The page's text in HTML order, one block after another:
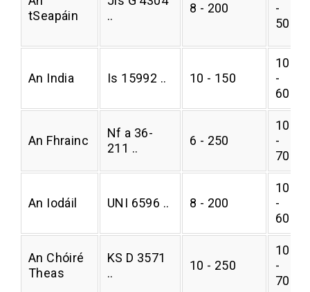
tSeapáin
..
8 - 200
-
5000
An India Is 15992 .. 10 - 150
1000
-
6000
An Fhrainc
Nf a 36-
211 ..
6 - 250
1000
-
7000
An Iodáil UNI 6596 .. 8 - 200
1000
-
6000
An Chóiré
Theas
KS D 3571
..
10 - 250
1000
-
7000